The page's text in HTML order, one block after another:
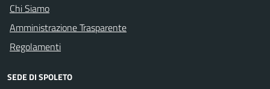
Chi Siamo
Amministrazione Trasparente
Regolamenti
SEDE DI SPOLETO